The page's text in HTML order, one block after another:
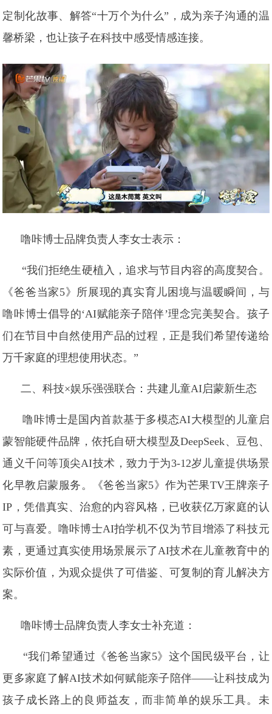
定制化故事、解答“十万个为什么”，成为亲子沟通的温
馨桥梁，也让孩子在科技中感受情感连接。
噜咔博士品牌负责人李女士表示：
“我们拒绝生硬植入，追求与节目内容的高度契合。
《爸爸当家5》所展现的真实育儿困境与温暖瞬间，与
噜咔博士倡导的‘AI赋能亲子陪伴’理念完美契合。孩子
们在节目中自然使用产品的过程，正是我们希望传递给
万千家庭的理想使用状态。”
二、科技×娱乐强强联合：共建儿童AI启蒙新生态
噜咔博士是国内首款基于多模态AI大模型的儿童启
蒙智能硬件品牌，依托自研大模型及DeepSeek、豆包、
通义千问等顶尖AI技术，致力于为3-12岁儿童提供场景
化早教启蒙服务。《爸爸当家5》作为芒果TV王牌亲子
IP，凭借真实、治愈的内容风格，已收获亿万家庭的认
可与喜爱。噜咔博士AI拍学机不仅为节目增添了科技元
素，更通过真实使用场景展示了AI技术在儿童教育中的
实际价值，为观众提供了可借鉴、可复制的育儿解决方
案。
噜咔博士品牌负责人李女士补充道：
“我们希望通过《爸爸当家5》这个国民级平台，让
更多家庭了解AI技术如何赋能亲子陪伴——让科技成为
孩子成长路上的良师益友，而非简单的娱乐工具。未